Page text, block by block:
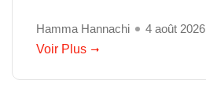
Hamma Hannachi
4 août 2026
Voir Plus